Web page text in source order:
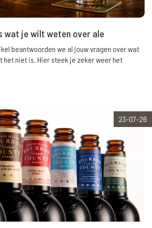
wat je wilt weten over ale
beantwoorden we al jouw vragen over wat
het niet is. Hier steek je zeker weer het
23-07-26